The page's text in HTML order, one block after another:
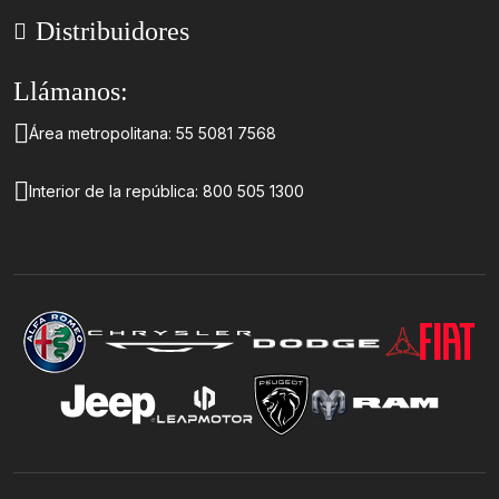
Mopar® Shop
Tips
Llamados a revisión
Contáctanos
Distribuidores
Llámanos:
Área metropolitana: 55 5081 7568
Interior de la república: 800 505 1300